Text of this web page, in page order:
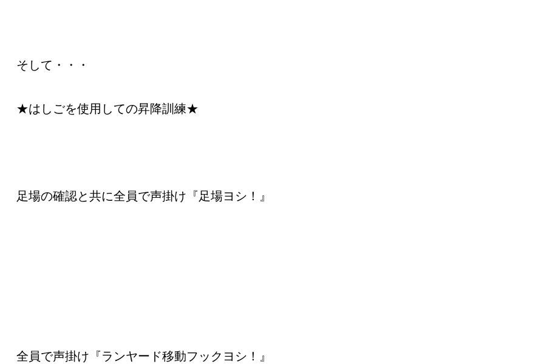
そして・・・
★はしごを使用しての昇降訓練★
足場の確認と共に全員で声掛け『足場ヨシ！』
全員で声掛け『ランヤード移動フックヨシ！』